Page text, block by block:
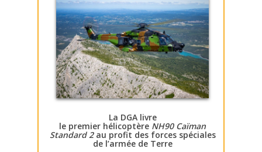
La DGA livre
le premier hélicoptère NH90 Caïman
Standard 2au profit des forces spéciales
de l’armée de Terre